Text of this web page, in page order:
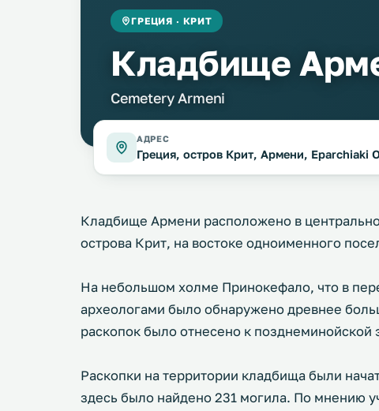
ГРЕЦИЯ · КРИТ
Кладбище
Cemetery Armeni
АДРЕС
Греция, остров Крит, Армени, Eparchiaki
Кладбище Армени расположено в
острова Крит, на востоке одноименного
На небольшом холме Принокефало, что в
археологами было обнаружено древнее
раскопок было отнесено к
Раскопки на территории кладбища были
здесь было найдено 231 могила. По мнению